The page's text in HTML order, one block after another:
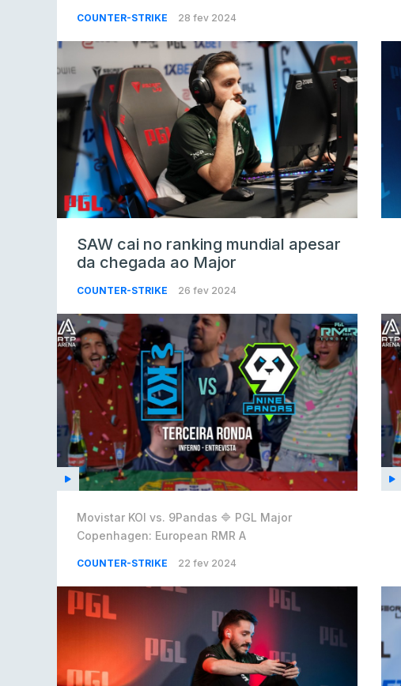
COUNTER-STRIKE 28 fev 2024
SAW cai no ranking mundial apesar
da chegada ao Major
COUNTER-STRIKE 26 fev 2024
Movistar KOI vs. 9Pandas 🔷 PGL Major
Copenhagen: European RMR A
COUNTER-STRIKE 22 fev 2024